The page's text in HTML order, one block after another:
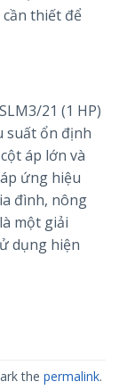
cần thiết để
21 (1 HP)
suất ổn định
áp lớn và
ứng hiệu
đình, nông
một giải
dụng hiện
the permalink.